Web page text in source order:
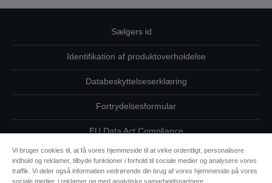
Sælgers id
Identifikation af produktoverholdelse
Databeskyttelseserklæring
Fortrydelsesformular
EU Data Act Compliance
Kontakt os vedrørende dine data
Oplysninger om cookies
Vi bruger cookies til, at få vores hjemmeside til at virke ordentligt, personalisere
indhold og reklamer, tilbyde funktioner i forhold til sociale medier og analysere vores
traffik. Vi deler også information vedrørende din brug af vores hjemmeside på vores
sociale medier, i reklamer og med analytiske samarbejdspartnere.